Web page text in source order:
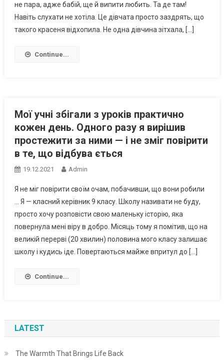
не пара, адже бабій, ще й випити любить. Та де там!
Навіть слухати не хотіла. Це дівчата просто заздрять, що
такого красеня відхопила. Не одна дівчина зітхала, […]
Continue...
Мої учні збігали з уроків практично
кожен день. Одного разу я вирішив
простежити за ними — і не зміг повірити
в те, що відбува ється
19.12.2021 Admin
Я не міг повірити своїм очам, побачивши, що вони робили
… Я — класний керівник 9 класу. Школу називати не буду,
просто хочу розповісти свою маленьку історію, яка
повернула мені віру в добро. Місяць тому я помітив, що на
великій перерві (20 хвилин) половина мого класу залишає
школу і кудись іде. Повертаються майже впритул до […]
Continue...
LATEST
The Warmth That Brings Life Back